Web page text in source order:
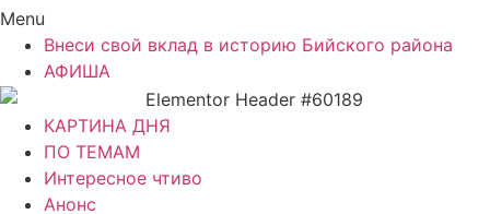
Menu
Внеси свой вклад в историю Бийского района
АФИША
КАРТИНА ДНЯ
ПО ТЕМАМ
Интересное чтиво
Анонс